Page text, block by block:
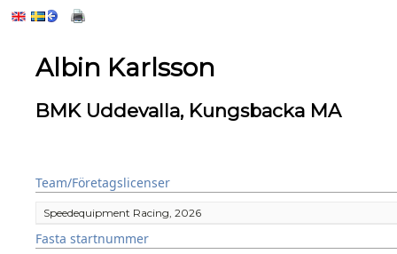
Albin Karlsson
BMK Uddevalla, Kungsbacka MA
Team/Företagslicenser
Speedequipment Racing, 2026
Fasta startnummer